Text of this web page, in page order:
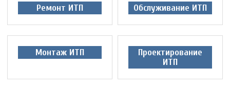
Ремонт ИТП Обслуживание ИТП
Монтаж ИТП
Проектирование
ИТП